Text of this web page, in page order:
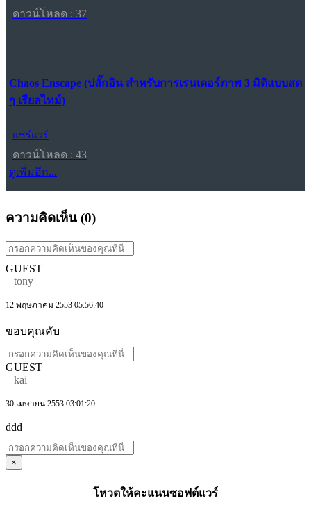
ดาวน์โหลด : 37
Chaos Enscape (ปลั๊กอิน สำหรับการเรนเดอร์ภาพ 3 มิติแบบสด
ๆ เรียลไทม์)
แชร์แวร์
ดาวน์โหลด : 43
ดูเพิ่มอีก...
ความคิดเห็น (0)
GUEST
tony
12 พฤษภาคม 2553 05:56:40
ขอบคุณคับ
GUEST
kai
30 เมษายน 2553 03:01:20
ddd
×
โหวตให้คะแนนซอฟต์แวร์